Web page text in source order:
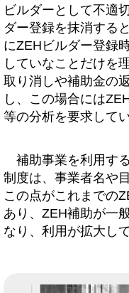
ビルダーとして不適
ダー登録を抹消する
にZEHビルダー登録
していなことだけを
取り消しや補助金の
し、この場合には
等の分析を要求してい
補助事業を利用す
制度は、事業者名や
この点がこれまでの
あり、ZEH補助が一
なり、利用が拡大し